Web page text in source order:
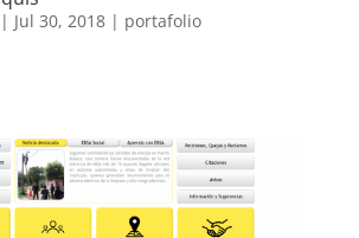
| Jul 30, 2018| portafolio